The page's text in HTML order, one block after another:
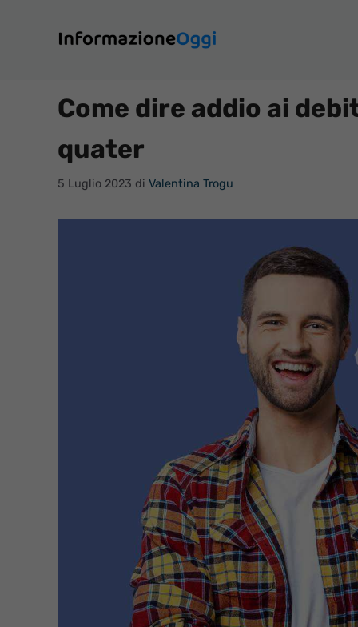
contenuto
Come dire addio ai
quater
5 Luglio 2023 di Valentina Trogu